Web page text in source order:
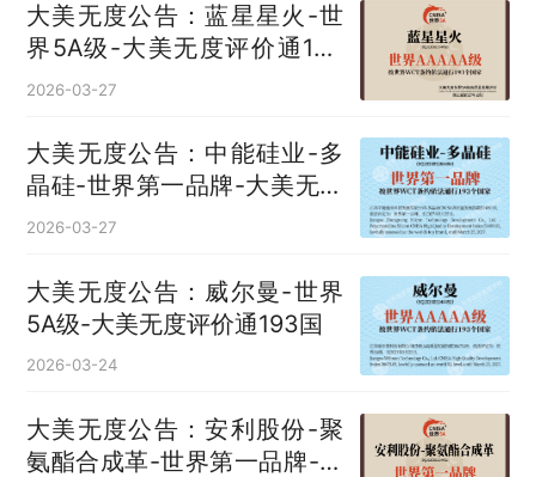
大美无度公告：蓝星星火-世
界5A级-大美无度评价通193
国
2026-03-27
大美无度公告：中能硅业-多
晶硅‌-世界第一品牌-大美无度
评价通193国
2026-03-27
大美无度公告：威尔曼-世界
5A级-大美无度评价通193国
2026-03-24
大美无度公告：安利股份-聚
氨酯合成革‌-世界第一品牌-大